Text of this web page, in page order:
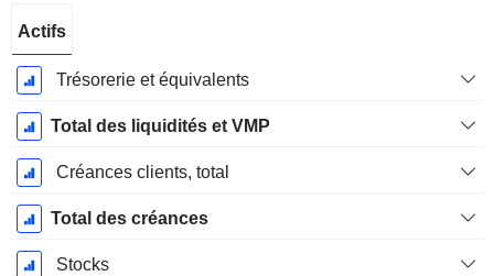
Fiscale:
Décembre
Actifs
Trésorerie et équivalents
Total des liquidités et VMP
Créances clients, total
Total des créances
Stocks